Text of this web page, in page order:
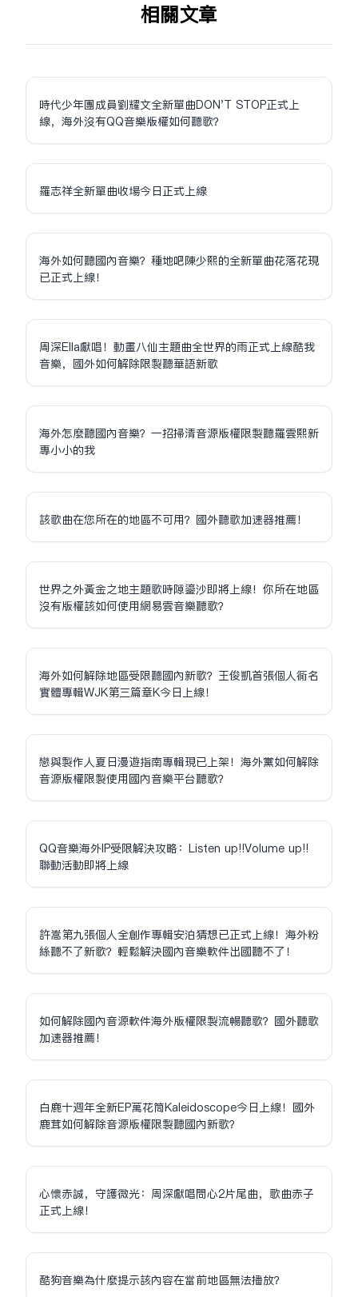
相关文章
時代少年團成員劉耀文全新單曲DON'T STOP正式上
線，海外沒有QQ音樂版權如何聽歌？
羅志祥全新單曲收場今日正式上線
海外如何聽國內音樂？種地吧陳少熙的全新單曲花落花現
已正式上線！
周深Ella獻唱！動畫八仙主題曲全世界的雨正式上線酷我
音樂，國外如何解除限制聽華語新歌
海外怎麼聽國內音樂？一招掃清音源版權限制聽羅雲熙新
專小小的我
該歌曲在您所在的地區不可用？國外聽歌加速器推薦！
世界之外黃金之地主題歌時隙鎏沙即將上線！你所在地區
沒有版權該如何使用網易雲音樂聽歌？
海外如何解除地區受限聽國內新歌？王俊凱首張個人同名
實體專輯WJK第三篇章K今日上線！
戀與製作人夏日漫遊指南專輯現已上架！海外黨如何解除
音源版權限制使用國內音樂平台聽歌？
QQ音樂海外IP受限解決攻略：Listen up!!Volume up!!
聯動活動即將上線
許嵩第九張個人全創作專輯安泊猜想已正式上線！海外粉
絲聽不了新歌？輕鬆解決國內音樂軟件出國聽不了！
如何解除國內音源軟件海外版權限制流暢聽歌？國外聽歌
加速器推薦！
白鹿十週年全新EP萬花筒Kaleidoscope今日上線！國外
鹿茸如何解除音源版權限制聽國內新歌？
心懷赤誠，守護微光：周深獻唱問心2片尾曲，歌曲赤子
正式上線！
酷狗音樂為什麼提示該內容在當前地區無法播放？